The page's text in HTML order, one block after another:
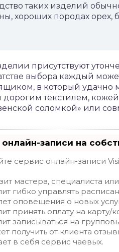
таких изделий
хороших породах орех,
присутствуют
выбора каждый
в который удачно
дорогим текстилем,
соломкой» или
записи на
сервис онлайн-записи
мастера, специалиста
гибко управлять
оповещения о новых
принять оплату на карту/
записываться на
получить от клиента
в себя сервис чаевых.